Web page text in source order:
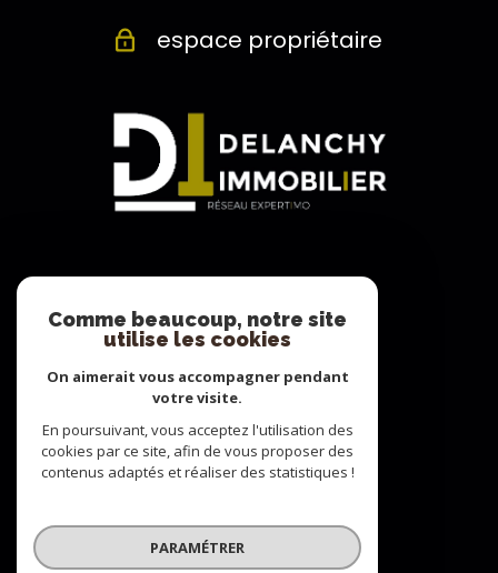
espace propriétaire
Adhérents
Traduction powered by Google
Comme beaucoup, notre site
utilise les cookies
On aimerait vous accompagner pendant
votre visite.
En poursuivant, vous acceptez l'utilisation des
cookies par ce site, afin de vous proposer des
contenus adaptés et réaliser des statistiques !
PARAMÉTRER